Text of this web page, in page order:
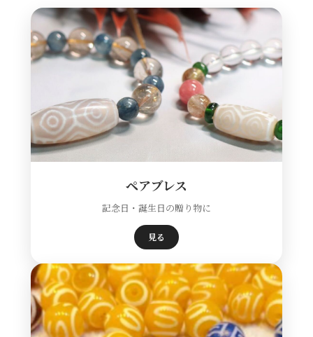
ペアブレス
記念日・誕生日の贈り物に
見る